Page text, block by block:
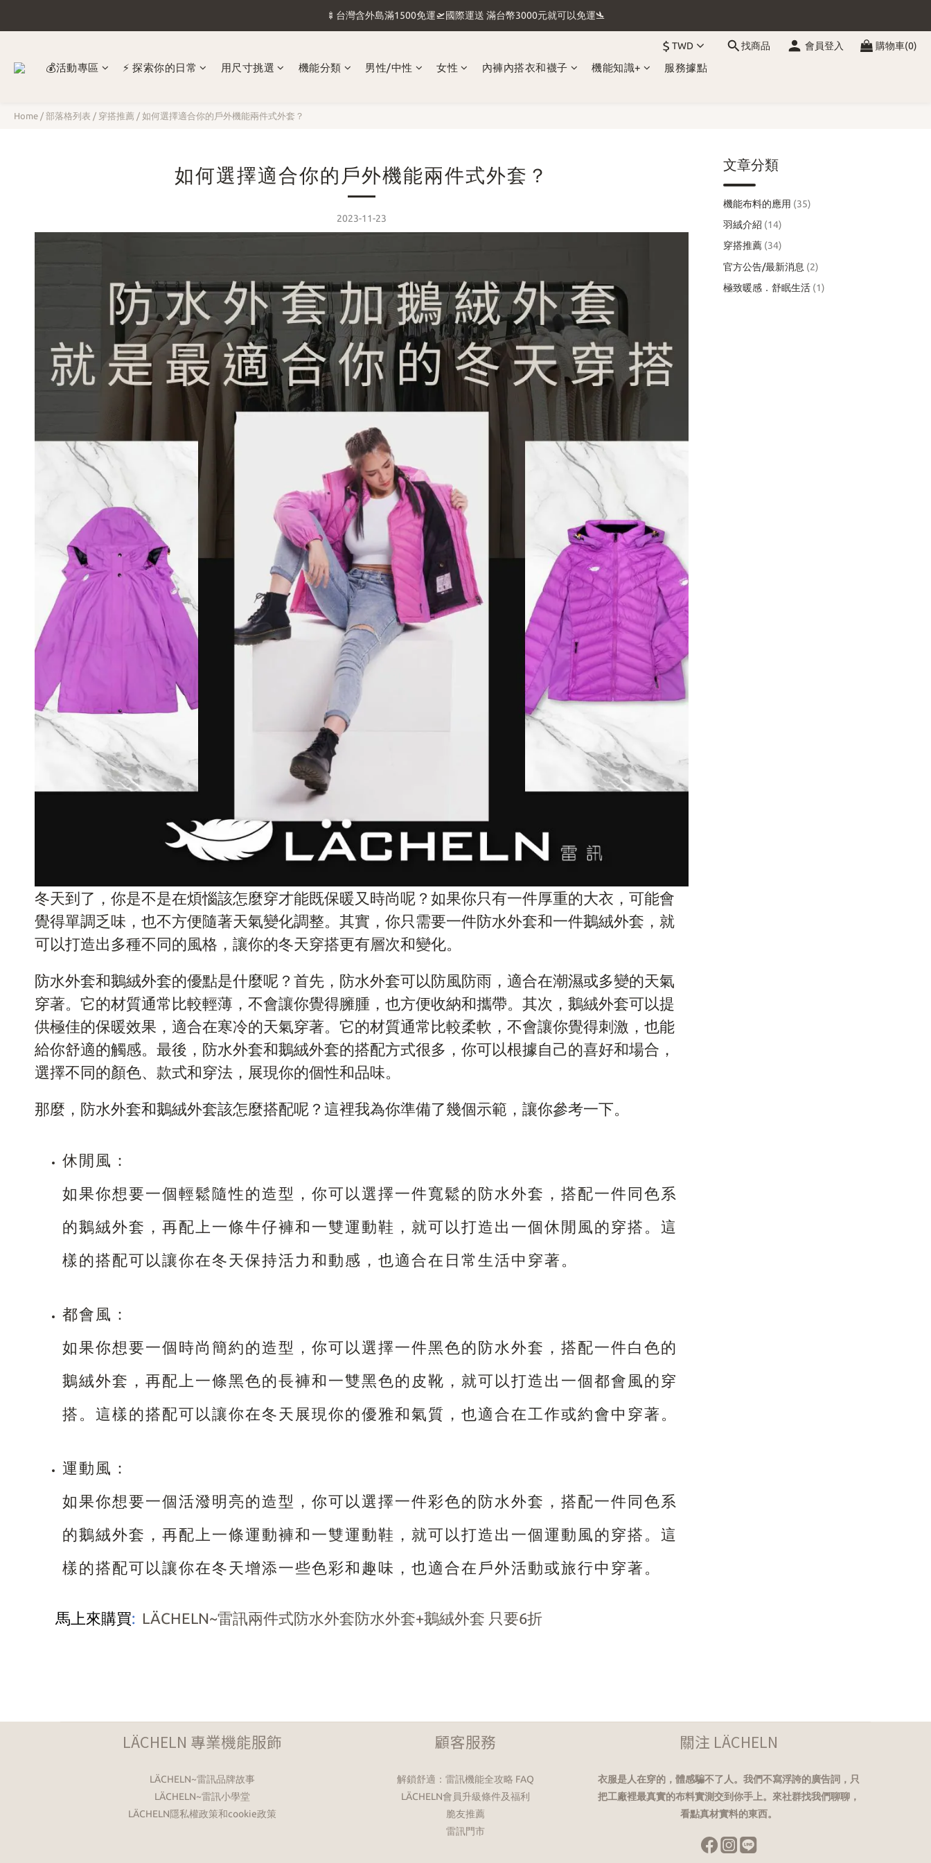
🍢台灣含外島滿1500免運🛫國際運送 滿台幣3000元就可以免運🛬
🍢台灣含外島滿1500免運🛫國際運送 滿台幣3000元就可以免運🛬
$ TWD 找商品 會員登入 購物車(0)
💰活動專區 ⚡ 探索你的日常 ​用尺寸挑選 機能分類 男性/中性 女性 內褲內搭衣和襪子 機能知識+ 服務據點
Home / 部落格列表 / 穿搭推薦 / 如何選擇適合你的戶外機能兩件式外套？
如何選擇適合你的戶外機能兩件式外套？
2023-11-23
冬天到了，你是不是在煩惱該怎麼穿才能既保暖又時尚呢？如果你只有一件厚重的大衣，可能會
覺得單調乏味，也不方便隨著天氣變化調整。其實，你只需要一件防水外套和一件鵝絨外套，就
可以打造出多種不同的風格，讓你的冬天穿搭更有層次和變化。
防水外套和鵝絨外套的優點是什麼呢？首先，防水外套可以防風防雨，適合在潮濕或多變的天氣
穿著。它的材質通常比較輕薄，不會讓你覺得臃腫，也方便收納和攜帶。其次，鵝絨外套可以提
供極佳的保暖效果，適合在寒冷的天氣穿著。它的材質通常比較柔軟，不會讓你覺得刺激，也能
給你舒適的觸感。最後，防水外套和鵝絨外套的搭配方式很多，你可以根據自己的喜好和場合，
選擇不同的顏色、款式和穿法，展現你的個性和品味。
那麼，防水外套和鵝絨外套該怎麼搭配呢？這裡我為你準備了幾個示範，讓你參考一下。
休閒風：
如果你想要一個輕鬆隨性的造型，你可以選擇一件寬鬆的防水外套，搭配一件同色系
的鵝絨外套，再配上一條牛仔褲和一雙運動鞋，就可以打造出一個休閒風的穿搭。這
樣的搭配可以讓你在冬天保持活力和動感，也適合在日常生活中穿著。
都會風：
如果你想要一個時尚簡約的造型，你可以選擇一件黑色的防水外套，搭配一件白色的
鵝絨外套，再配上一條黑色的長褲和一雙黑色的皮靴，就可以打造出一個都會風的穿
搭。這樣的搭配可以讓你在冬天展現你的優雅和氣質，也適合在工作或約會中穿著。
運動風：
如果你想要一個活潑明亮的造型，你可以選擇一件彩色的防水外套，搭配一件同色系
的鵝絨外套，再配上一條運動褲和一雙運動鞋，就可以打造出一個運動風的穿搭。這
樣的搭配可以讓你在冬天增添一些色彩和趣味，也適合在戶外活動或旅行中穿著。
馬上來購買: LÄCHELN~雷訊兩件式防水外套防水外套+鵝絨外套 只要6折
文章分類
機能布料的應用 (35)
羽絨介紹 (14)
穿搭推薦 (34)
官方公告/最新消息 (2)
極致暖感．舒眠生活 (1)
LÄCHELN 專業機能服飾
LÄCHELN~雷訊品牌故事
LÄCHELN~雷訊小學堂
LÄCHELN隱私權政策和cookie政策
顧客服務
解鎖舒適：雷訊機能全攻略 FAQ
LÄCHELN會員升級條件及福利
脆友推薦
雷訊門市
關注 LÄCHELN
衣服是人在穿的，體感騙不了人。我們不寫浮誇的廣告詞，只
把工廠裡最真實的布料實測交到你手上。來社群找我們聊聊，
看點真材實料的東西。